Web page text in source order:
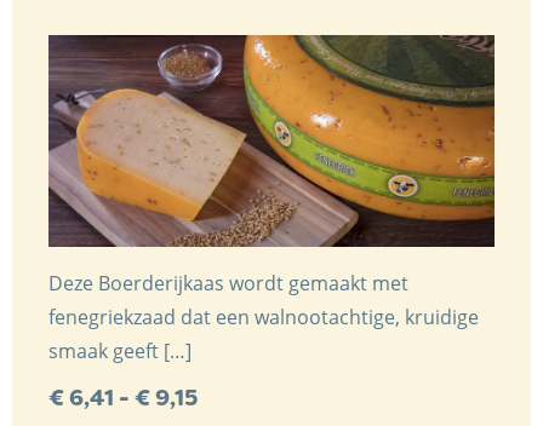
Deze Boerderijkaas wordt gemaakt met
fenegriekzaad dat een walnootachtige, kruidige
smaak geeft […]
€6,41 - €9,15Prijsklasse: